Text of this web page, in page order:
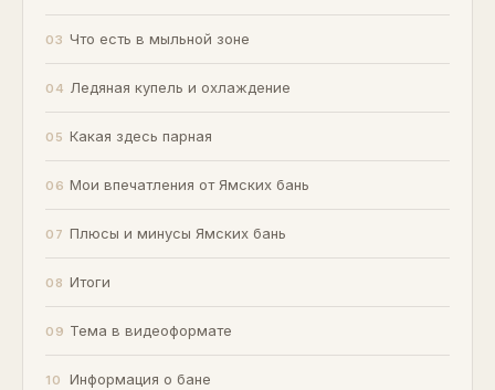
Что есть в мыльной зоне
Ледяная купель и охлаждение
Какая здесь парная
Мои впечатления от Ямских бань
Плюсы и минусы Ямских бань
Итоги
Тема в видеоформате
Информация о бане